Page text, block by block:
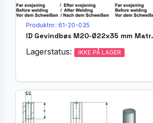
Produktnr.: 61-20-035
Lagerstatus: IKKE PÅ LAGER